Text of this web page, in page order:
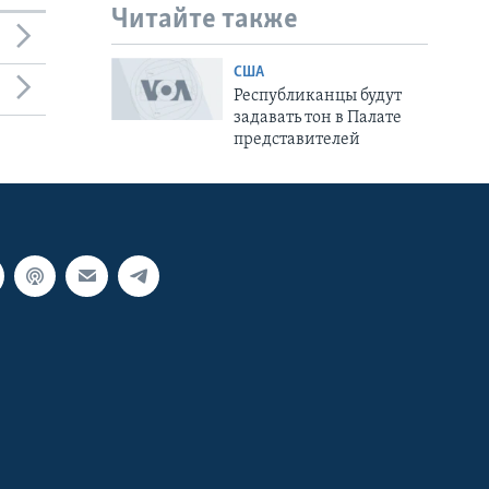
Читайте также
США
Республиканцы будут
задавать тон в Палате
представителей